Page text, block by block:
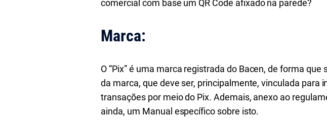
comercial com base um QR Code afixado na parede?
Marca:
O “Pix” é uma marca registrada do Bacen, de forma
da marca, que deve ser, principalmente, vinculada
transações por meio do Pix. Ademais, anexo ao
ainda, um Manual específico sobre isto.